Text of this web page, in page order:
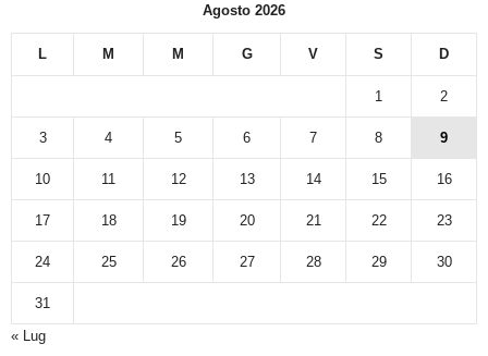
Agosto 2026
L M M G V S D
1 2
3 4 5 6 7 8 9
10 11 12 13 14 15 16
17 18 19 20 21 22 23
24 25 26 27 28 29 30
31
« Lug